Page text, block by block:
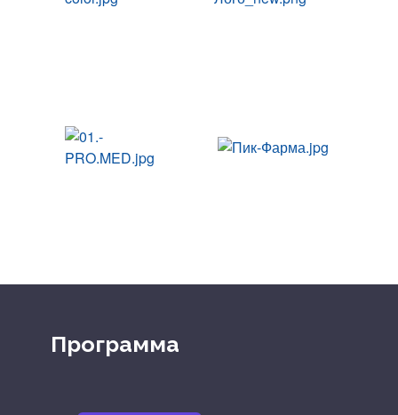
Программа